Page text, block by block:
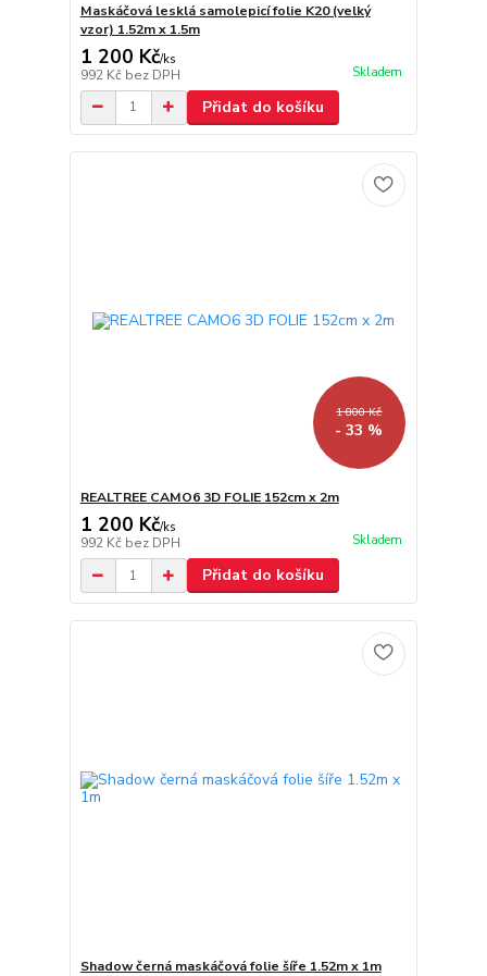
Maskáčová lesklá samolepicí folie K20 (velký
vzor) 1.52m x 1.5m
1 200 Kč/ks
992 Kč bez DPH Skladem
Přidat do košíku
1 800 Kč
- 33 %
REALTREE CAMO6 3D FOLIE 152cm x 2m
1 200 Kč/ks
992 Kč bez DPH Skladem
Přidat do košíku
Shadow černá maskáčová folie šíře 1.52m x 1m